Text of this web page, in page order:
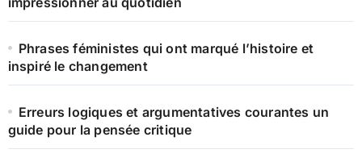
Phrases féministes qui ont marqué l’histoire et
inspiré le changement
Erreurs logiques et argumentatives courantes un
guide pour la pensée critique